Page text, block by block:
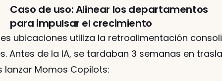
Caso de uso: Alinear los departamentos
para impulsar el crecimiento
ubicaciones utiliza la retroalimentación
Antes de la IA, se tardaban 3 semanas en
lanzar Momos Copilots: